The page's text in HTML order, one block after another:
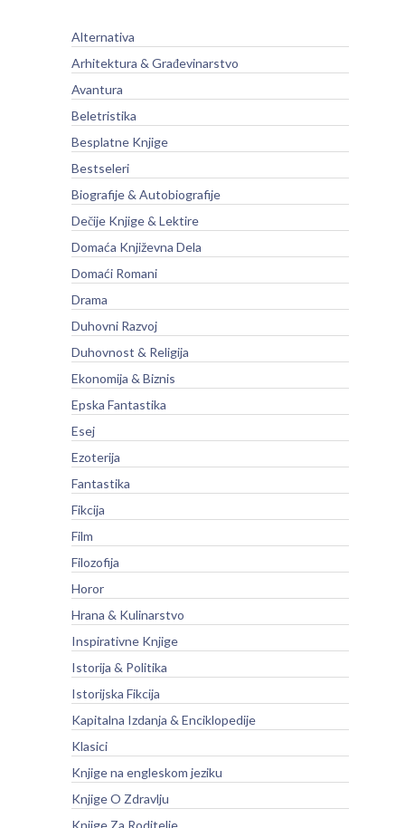
Alternativa
Arhitektura & Građevinarstvo
Avantura
Beletristika
Besplatne Knjige
Bestseleri
Biografije & Autobiografije
Dečije Knjige & Lektire
Domaća Književna Dela
Domaći Romani
Drama
Duhovni Razvoj
Duhovnost & Religija
Ekonomija & Biznis
Epska Fantastika
Esej
Ezoterija
Fantastika
Fikcija
Film
Filozofija
Horor
Hrana & Kulinarstvo
Inspirativne Knjige
Istorija & Politika
Istorijska Fikcija
Kapitalna Izdanja & Enciklopedije
Klasici
Knjige na engleskom jeziku
Knjige O Zdravlju
Knjige Za Roditelje